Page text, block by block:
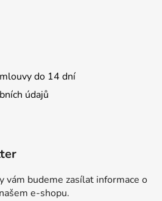
do 14 dní
údajů
vám budeme zasílat informace o
e-shopu.